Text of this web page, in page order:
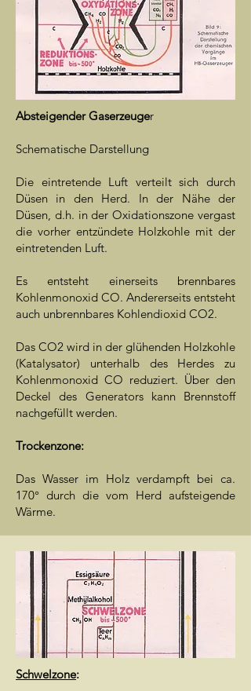
Absteigender Gaserzeuger
Schematische Darstellung
Die eintretende Luft verteilt sich durch
Düsen in den Herd. In der Nähe der
Düsen, d.h. in der Oxidationszone vergast
die vorher entzündete Holzkohle mit der
eintretenden Luft.
Es entsteht einerseits brennbares
Kohlenmonoxid CO. Andererseits entsteht
auch unbrennbares Kohlendioxid CO2.
Das CO2 wird in der glühenden Holzkohle
(Katalysator) unterhalb des Herdes zu
Kohlenmonoxid CO reduziert. Über den
Deckel des Generators kann Brennstoff
nachgefüllt werden.
Trockenzone:
Das Wasser im Holz verdampft bei ca.
170° durch die vom Herd aufsteigende
Wärme.
Schwelzone: